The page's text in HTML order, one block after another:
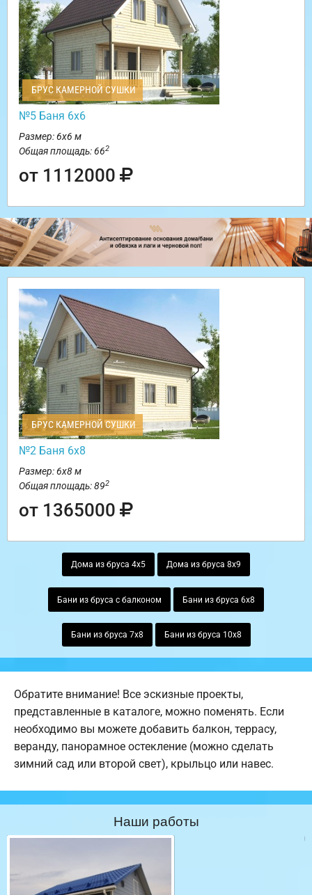
БРУС КАМЕРНОЙ СУШКИ
№5 Баня 6х6
Размер: 6х6 м
Общая площадь: 662
от 1112000
БРУС КАМЕРНОЙ СУШКИ
№2 Баня 6х8
Размер: 6х8 м
Общая площадь: 892
от 1365000
Дома из бруса 4х5 Дома из бруса 8х9
Бани из бруса с балконом Бани из бруса 6х8
Бани из бруса 7х8 Бани из бруса 10х8
Обратите внимание! Все эскизные проекты,
представленные в каталоге, можно поменять. Если
необходимо вы можете добавить балкон, террасу,
веранду, панорамное остекление (можно сделать
зимний сад или второй свет), крыльцо или навес.
Наши работы